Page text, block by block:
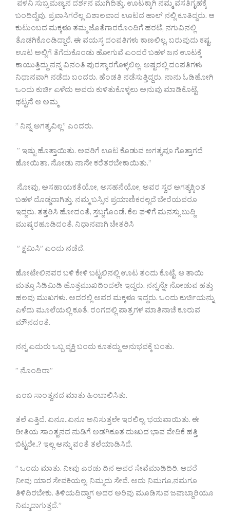
ಪಳನಿ ಸುಬ್ರಮಣ್ಯನ ದರ್ಶನ ಮುಗಿದಿತ್ತು. ಊಟಕ್ಕಾಗಿ ನಮ್ಮ ವಸತಿಗೃಹಕ್ಕೆ
ಬಂದಿದ್ದೆವು. ಪ್ರವಾಸಿಗರೆಲ್ಲ ವಿಶಾಲವಾದ ಊಟದ ಹಾಲ್ ನಲ್ಲಿ ಕೂತಿದ್ದರು. ಆ
ಕುಟುಂಬದ ಮಕ್ಕಳೂ ತಮ್ಮ ಜೊತೆಗಾರರೊಂದಿಗೆ ಹರಟೆ, ನಗುವಿನಲ್ಲಿ
ತೊಡಗಿಕೊಂಡಿದ್ದಾರೆ. ಈ ವಯಸ್ಕ ದಂಪತಿಗಳು ಕಾಣಲಿಲ್ಲ. ಬರುವುದು ಕಷ್ಟ.
ಊಟ ಅಲ್ಲಿಗೆ ತೆಗೆದುಕೊಂಡು ಹೋಗುವೆ ಎಂದರೆ ಬಹಳ ಜನ ಊಟಕ್ಕೆ
ಕಾಯುತ್ತಿದ್ದು ನನ್ನ ವಿನಂತಿ ಪುರಸ್ಕಾರಗೊಳ್ಳಲಿಲ್ಲ. ಅಷ್ಟರಲ್ಲಿ ದಂಪತಿಗಳು
ನಿಧಾನವಾಗಿ ನಡೆದು ಬಂದರು. ಹೆಂಡತಿ ನಡೆಸುತ್ತಿದ್ದರು. ನಾನು ಓಡಿಹೋಗಿ
ಒಂದು ಕುರ್ಚಿ ಎಳೆದು ಅವರು ಕುಳಿತುಕೊಳ್ಳಲು ಅನುವು ಮಾಡಿಕೊಟ್ಟೆ.
ಥಟ್ಟನೆ ಆ ಅಮ್ಮ
” ನಿನ್ನ ಅಗತ್ಯವಿಲ್ಲ” ಎಂದರು.
” ಇಷ್ಟು ಹೊತ್ತಾಯಿತು. ಅವರಿಗೆ ಊಟ ಕೊಡುವ ಅಗತ್ಯವೂ ಗೊತ್ತಾಗದೆ
ಹೋಯಿತಾ. ನೋಡು ನಾನೇ ಕರೆತರಬೇಕಾಯಿತು.”
ನೋವು, ಅಸಹಾಯಕತೆಯೋ, ಅಸಹನೆಯೋ, ಅವರ ಸ್ವರ ಅಗತ್ಯಕ್ಕಿಂತ
ಬಹಳ ದೊಡ್ಡದಾಗಿತ್ತು. ನಮ್ಮ ಬಸ್ಸಿನ ಪ್ರಯಾಣಿಕರಲ್ಲದೆ ಬೇರೆಯವರೂ
ಇದ್ದರು. ತತ್ತರಿಸಿ ಹೋದಂತೆ, ಸ್ತಬ್ದಗೊಂಡೆ. ಕೆಲ ಘಳಿಗೆ ಮನಸ್ಸು ಬುದ್ದಿ
ಮುಷ್ಕರಹೂಡಿದಂತೆ. ನಿಧಾನವಾಗಿ ಚೇತರಿಸಿ
” ಕ್ಷಮಿಸಿ” ಎಂದು ನಡೆದೆ.
ಹೋಟೇಲಿನವರ ಬಳಿ ಕೇಳಿ ಬಟ್ಟಲಿನಲ್ಲಿ ಊಟ ತಂದು ಕೊಟ್ಟೆ. ಆ ತಾಯಿ
ಮತ್ತೂ ಸಿಡಿಮಿಡಿ ಹೊತ್ತಮುಖದಿಂದಲೇ ಇದ್ದರು. ನನ್ನನ್ನೇ ನೋಡುವ ಹತ್ತು
ಹಲವು ಮುಖಗಳು. ಅದರಲ್ಲಿ ಅವರ ಮಕ್ಕಳೂ ಇದ್ದರು. ಒಂದು ಕುರ್ಚಿಯನ್ನು
ಎಳೆದು ಮೂಲೆಯಲ್ಲಿ ಕೂತೆ. ರಂಗದಲ್ಲಿ ಪಾತ್ರಗಳ ಮಾತಿನಾಚೆ ಕೂರುವ
ಮೌನದಂತೆ.
ನನ್ನ ಎದುರು ಒಬ್ಬ ವ್ಯಕ್ತಿ ಬಂದು ಕೂತದ್ದು ಅನುಭವಕ್ಕೆ ಬಂತು.
” ನೊಂದಿರಾ”
ಎಂಬ ಸಾಂತ್ವನದ ಮಾತು ಹಿಂಬಾಲಿಸಿತು.
ತಲೆ ಎತ್ತಿದೆ. ಏನೂ..ಏನೂ ಅನಿಸುತ್ತಲೇ ಇರಲಿಲ್ಲ. ಭಯವಾಯಿತು. ಈ
ರೀತಿಯ ಸಾಂತ್ವನದ ನುಡಿಗೆ ಅಡಗಿಕೂತ ದುಃಖದ ಭಾವ ವೇದಿಕೆ ಹತ್ತಿ
ಬಿಟ್ಟರೇ..? ಇಲ್ಲ ಅನ್ನು ವಂತೆ ತಲೆಯಾಡಿಸಿದೆ.
” ಒಂದು ಮಾತು. ನೀವು ಎರಡು ದಿನ ಅವರ ಸೇವೆ‌ಮಾಡಿದಿರಿ. ಆದರೆ
ನೀವು ಯಾರ ಸೇವಕಿಯಲ್ಲ. ನಿಮ್ಮದು ಸೇವೆ. ಅದು ನಿಮಗೂ,ನಮಗೂ
ತಿಳಿದಿರಬೇಕು. ತಿಳಿಯದಿದ್ದಾಗ ಅದರ ಅರಿವು ಮೂಡಿಸುವ ಜವಾಬ್ದಾರಿಯೂ
ನಿಮ್ಮದಾಗುತ್ತದೆ.”